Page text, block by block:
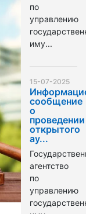
по
управлению
иму...
15-07-2025
сообщение
о
проведении
открытого
ау...
агентство
по
управлению